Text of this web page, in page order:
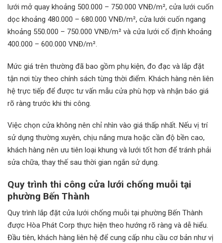
lưới mở quay khoảng 500.000 – 750.000 VNĐ/m², cửa lưới cuốn
dọc khoảng 480.000 – 680.000 VNĐ/m², cửa lưới cuốn ngang
khoảng 550.000 – 750.000 VNĐ/m² và cửa lưới cố định khoảng
400.000 – 600.000 VNĐ/m².
Mức giá trên thường đã bao gồm phụ kiện, đo đạc và lắp đặt
tận nơi tùy theo chính sách từng thời điểm. Khách hàng nên liên
hệ trực tiếp để được tư vấn mẫu cửa phù hợp và nhận báo giá
rõ ràng trước khi thi công.
Việc chọn cửa không nên chỉ nhìn vào giá thấp nhất. Nếu vị trí
sử dụng thường xuyên, chịu nắng mưa hoặc cần độ bền cao,
khách hàng nên ưu tiên loại khung và lưới tốt hơn để tránh phải
sửa chữa, thay thế sau thời gian ngắn sử dụng.
Quy trình thi công cửa lưới chống muỗi tại
phường Bến Thành
Quy trình lắp đặt cửa lưới chống muỗi tại phường Bến Thành
được Hòa Phát Corp thực hiện theo hướng rõ ràng và dễ hiểu.
Đầu tiên, khách hàng liên hệ để cung cấp nhu cầu cơ bản như vị